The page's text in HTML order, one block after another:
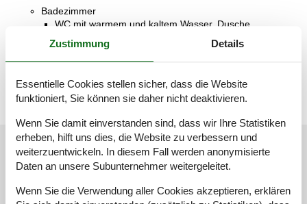
Badezimmer
WC mit warmem und kaltem Wasser, Dusche
Terrasse
Teilweise überdachte Terrasse
Unsere Gästebewertungen
Unsere GästebewertungenExterne Bewertungen
Zustimmung Details
Essentielle Cookies stellen sicher, dass die Website
funktioniert, Sie können sie daher nicht deaktivieren.
Wenn Sie damit einverstanden sind, dass wir Ihre Statistiken
erheben, hilft uns dies, die Website zu verbessern und
weiterzuentwickeln. In diesem Fall werden anonymisierte
Daten an unsere Subunternehmer weitergeleitet.
Wenn Sie die Verwendung aller Cookies akzeptieren, erklären